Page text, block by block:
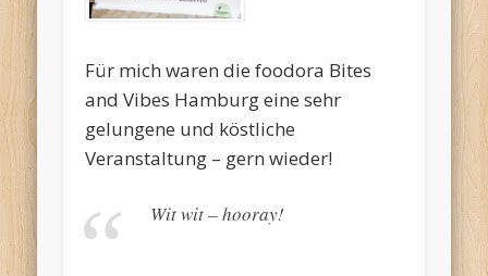
Für mich waren die foodora Bites
and Vibes Hamburg eine sehr
gelungene und köstliche
Veranstaltung – gern wieder!
Wit wit – hooray!